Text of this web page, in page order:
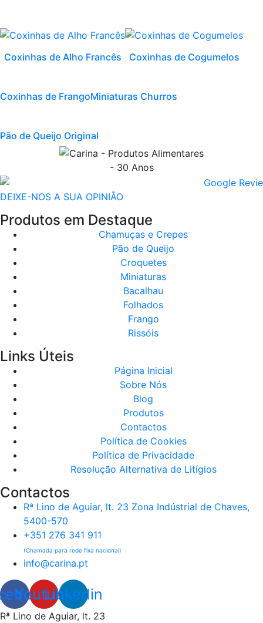
Coxinhas de Alho Francês Coxinhas de Cogumelos
Coxinhas de FrangoMiniaturas Churros
Pão de Queijo Original
DEIXE-NOS A SUA OPINIÃO
Produtos em Destaque
Chamuças e Crepes
Pão de Queijo
Croquetes
Miniaturas
Bacalhau
Folhados
Frango
Rissóis
Links Úteis
Página Inicial
Sobre Nós
Blog
Produtos
Contactos
Política de Cookies
Política de Privacidade
Resolução Alternativa de Litígios
Contactos
Rª Lino de Aguiar, lt. 23 Zona Indústrial de Chaves,
5400-570
+351 276 341 911
(Chamada para rede fixa nacional)
info@carina.pt
YoutubeLinkedin
Rª Lino de Aguiar, lt. 23